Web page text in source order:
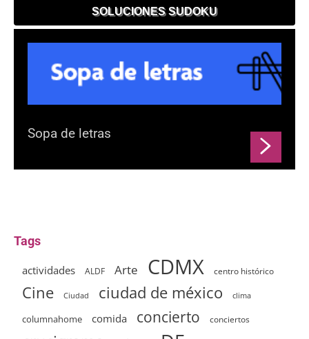
SOLUCIONES SUDOKU
Sopa de letras
Tags
actividades ALDF Arte CDMX centro histórico
Cine Ciudad ciudad de méxico clima
columnahome comida concierto conciertos